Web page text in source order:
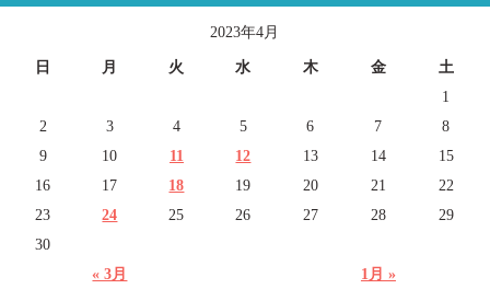
2023年4月
日 月 火 水 木 金 土
« 3月 1月 »
1
2
3 4 5 6 7
8
9
10 11 12 13 14
15
16
17 18 19 20 21
22
23
24 25 26 27 28
29
30